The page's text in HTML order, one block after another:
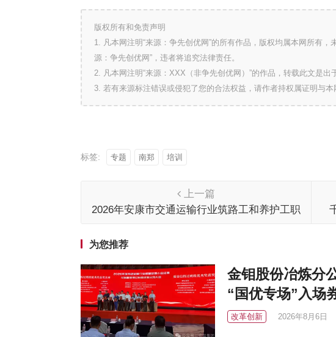
版权所有和免责声明
1. 凡本网注明“来源：争先创优网”的所有作品，版权均属本网所有
源：争先创优网”，违者将追究法律责任。
2. 凡本网注明“来源：XXX（非争先创优网）”的作品，转载此文是出
3. 若有来源标注错误或侵犯了您的合法权益，请作者持权属证明与本
标签: 专题 南郑 培训
上一篇
2026年安康市交通运输行业筑路工和养护工职
为您推荐
金钼股份冶炼分
“国优专场”入场
改革创新 2026年8月6日